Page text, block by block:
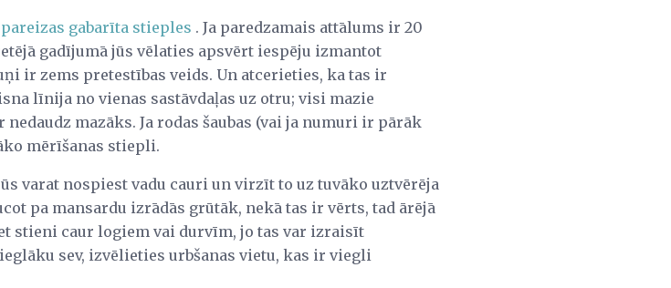
gabarīta stieples . Ja paredzamais attālums ir 20
gadījumā jūs vēlaties apsvērt iespēju izmantot
ir zems pretestības veids. Un atcerieties, ka tas ir
līnija no vienas sastāvdaļas uz otru; visi mazie
mazāks. Ja rodas šaubas (vai ja numuri ir pārāk
mērīšanas stiepli.
varat nospiest vadu cauri un virzīt to uz tuvāko uztvērēja
pa mansardu izrādās grūtāk, nekā tas ir vērts, tad ārējā
stieni caur logiem vai durvīm, jo ​​tas var izraisīt
sev, izvēlieties urbšanas vietu, kas ir viegli